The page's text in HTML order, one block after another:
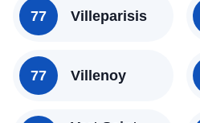
77 Villeparisis
77 Villenoy